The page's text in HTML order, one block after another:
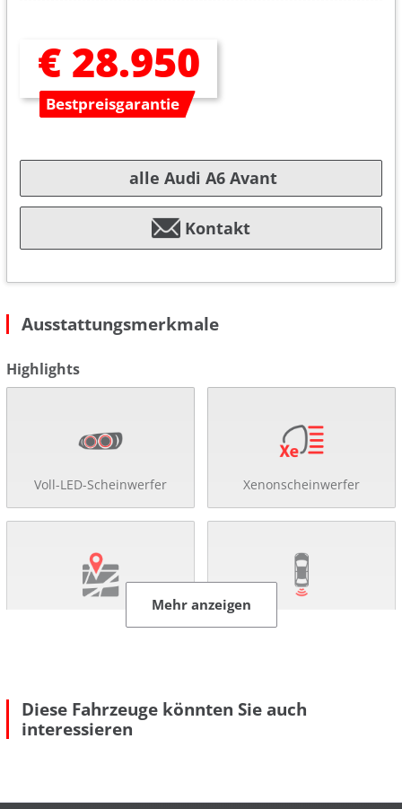
€ 28.950
Bestpreisgarantie
alle Audi A6 Avant
Kontakt
Ausstattungsmerkmale
Highlights
Voll-LED-Scheinwerfer Xenonscheinwerfer
Mehr anzeigen
Diese Fahrzeuge könnten Sie auch
interessieren